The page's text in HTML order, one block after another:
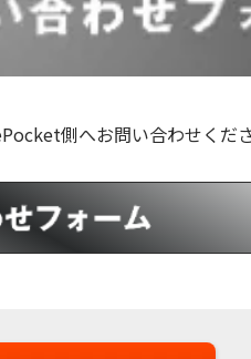
側へお問い合わせくだ